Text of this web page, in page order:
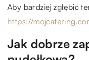
Aby bardziej zgłębić
https://
Jak dobrze